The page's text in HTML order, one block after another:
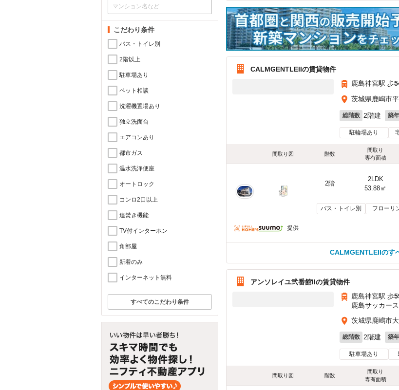
こだわり条件
バス・トイレ別
2階以上
駐車場あり
ペット相談
洗濯機置場あり
独立洗面台
エアコンあり
都市ガス
温水洗浄便座
オートロック
コンロ2口以上
追焚き機能
TV付インターホン
角部屋
新着のみ
インターネット無料
すべてのこだわり条件
CALMGENTLEIIの賃貸物件
鹿島神宮駅 歩
茨城県鹿嶋市
総階数 2階建 築
駐輪場あり
間取り図 階数
間取り
専有面積
2階
2LDK
53.88㎡
バス・トイレ別 フローリ
提供
CALMGENTLEIIのす
アンソレイユ弐番館IIの賃貸物件
鹿島神宮駅 歩
鹿島サッカー
茨城県鹿嶋市
総階数 2階建 築
駐車場あり
間取り図 階数
間取り
専有面積